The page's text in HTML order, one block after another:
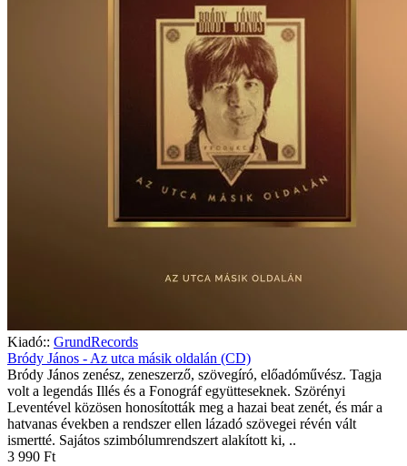
Kiadó:: GrundRecords
Bródy János - Az utca másik oldalán (CD)
Bródy János zenész, zeneszerző, szövegíró, előadóművész. Tagja
volt a legendás Illés és a Fonográf együtteseknek. Szörényi
Leventével közösen honosították meg a hazai beat zenét, és már a
hatvanas években a rendszer ellen lázadó szövegei révén vált
ismertté. Sajátos szimbólumrendszert alakított ki, ..
3 990 Ft